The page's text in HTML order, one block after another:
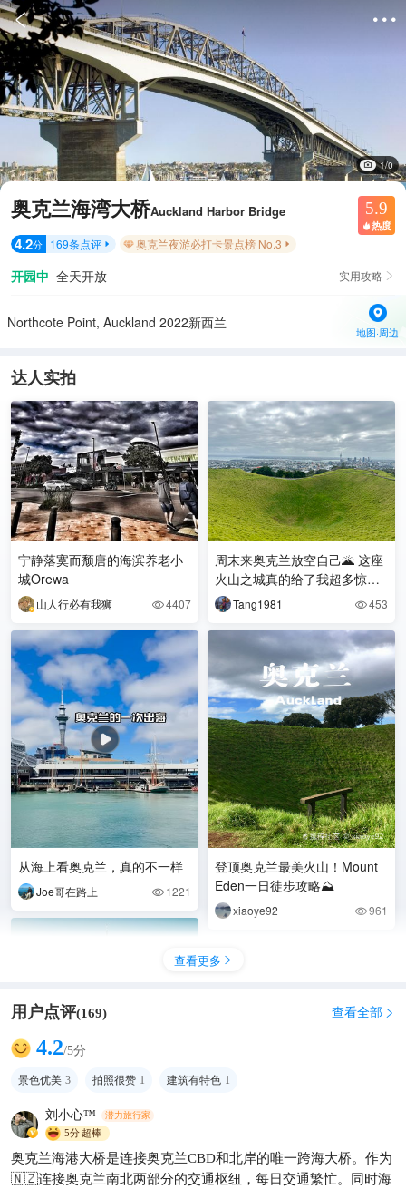
 
1/0
奥克兰海湾大桥Auckland Harbor Bridge 5.9
 热度
4.2分 169条点评  奥克兰夜游必打卡景点榜 No.3 
开园中 全天开放 实用攻略 
Northcote Point, Auckland 2022新西兰
地图·周边
达人实拍
宁静落寞而颓唐的海滨养老小
城Orewa
山人行必有我狮 4407
从海上看奥克兰，真的不一样
Joe哥在路上  1221
奥克兰天空塔攻略｜328米高
空尖叫指南！
周末来奥克兰放空自己🌋 这座
火山之城真的给了我超多惊
喜！今天就给大家安利一个0元
打卡的绝佳观景点——
Tang1981 453
登顶奥克兰最美火山！Mount
Eden一日徒步攻略⛰️
xiaoye92 961
查看更多 
用户点评(169) 查看全部 
4.2/5分
景色优美 3 拍照很赞 1 建筑有特色 1
刘小心™ 潜力旅行家
5分超棒
奥克兰海港大桥是连接奥克兰CBD和北岸的唯一跨海大桥。作为
🇳🇿连接奥克兰南北两部分的交通枢纽，每日交通繁忙。同时海